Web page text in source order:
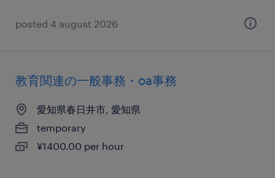
posted 4 august 2026
教育関連の一般事務・oa事務
愛知県春日井市, 愛知県
temporary
¥1400.00 per hour